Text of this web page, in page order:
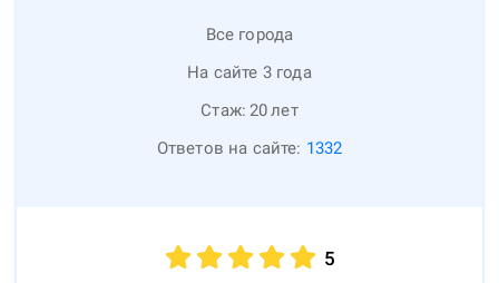
Все города
На сайте 3 года
Стаж: 20лет
Ответов на сайте: 1332
5